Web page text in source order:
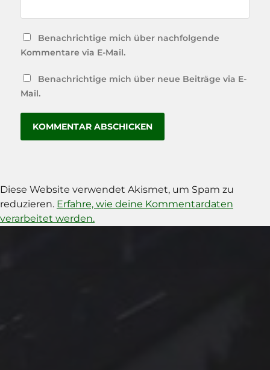
Benachrichtige mich über nachfolgende
Kommentare via E-Mail.
Benachrichtige mich über neue Beiträge via E-
Mail.
Diese Website verwendet Akismet, um Spam zu
reduzieren. Erfahre, wie deine Kommentardaten
verarbeitet werden.